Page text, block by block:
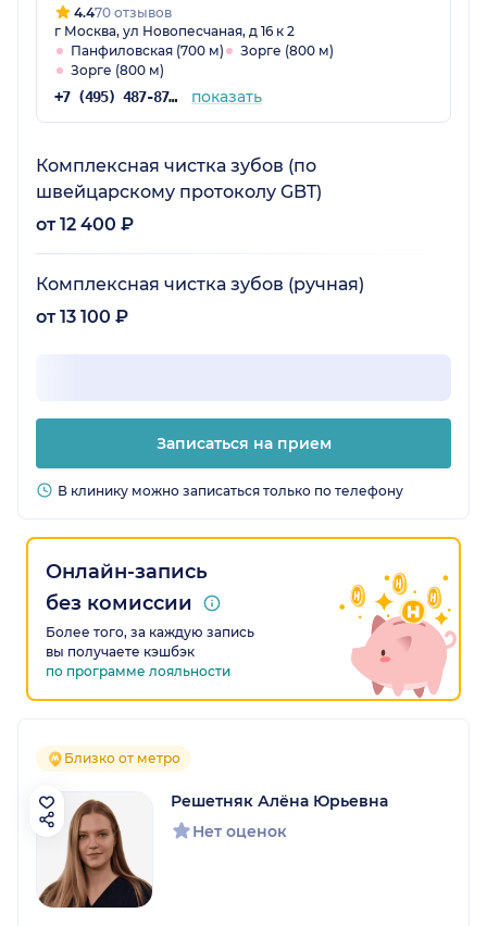
4.470 отзывов
г Москва, ул Новопесчаная, д 16 к 2
Панфиловская (700 м)
Зорге (800 м)
Зорге (800 м)
+7 (495) 487-87-63 показать
Комплексная чистка зубов (по
швейцарскому протоколу GBT)
от 12 400 ₽
Комплексная чистка зубов (ручная)
от 13 100 ₽
Записаться на прием
В клинику можно записаться только по телефону
Онлайн-запись
без комиссии
Более того, за каждую запись
вы получаете кэшбэк
по программе лояльности
Близко от метро
Решетняк Алёна Юрьевна
Нет оценок